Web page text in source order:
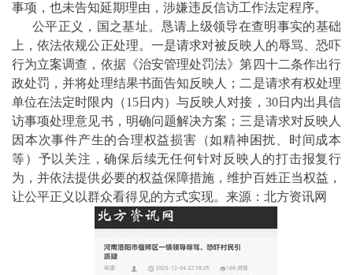
事项，也未告知延期理由，涉嫌违反信访工作法定程序。
公平正义，国之基址。恳请上级领导在查明事实的基础
上，依法依规公正处理。一是请求对被反映人的辱骂、恐吓
行为立案调查，依据《治安管理处罚法》第四十二条作出行
政处罚，并将处理结果书面告知反映人；二是请求有权处理
单位在法定时限内（15日内）与反映人对接，30日内出具信
访事项处理意见书，明确问题解决方案；三是请求对反映人
因本次事件产生的合理权益损害（如精神困扰、时间成本
等）予以关注，确保后续无任何针对反映人的打击报复行
为，并依法提供必要的权益保障措施，维护百姓正当权益，
让公平正义以群众看得见的方式实现。来源：北方资讯网